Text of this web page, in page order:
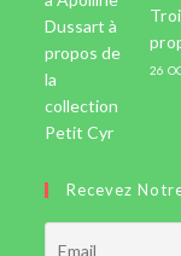
26
Recevez